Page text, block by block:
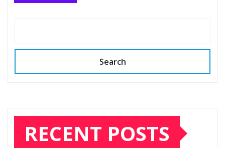
Search
RECENT POSTS